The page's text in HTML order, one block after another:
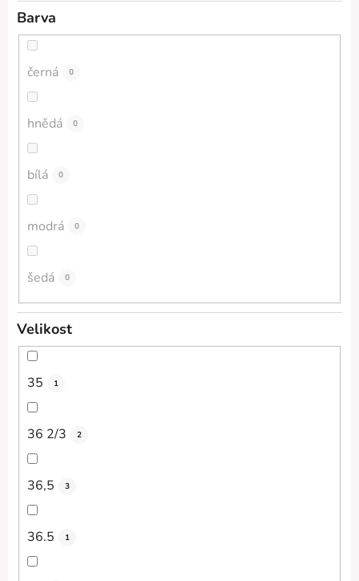
Barva
černá 0
hnědá 0
bílá 0
modrá 0
šedá 0
Velikost
35 1
36 2/3 2
36,5 3
36.5 1